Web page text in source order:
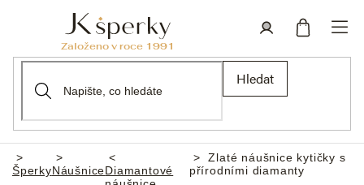
Hledat
Domů
ŠperkyNáušniceDiamantové
Zlaté náušnice kytičky s
přírodními diamanty